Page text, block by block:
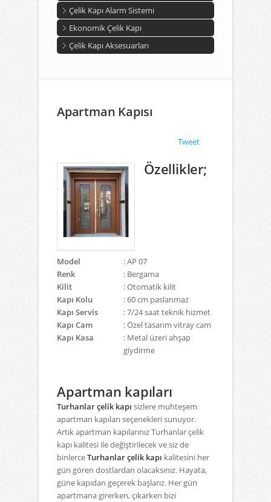
Çelik Kapı Alarm Sistemi
Ekonomik Çelik Kapı
Çelik Kapı Aksesuarları
Apartman Kapısı
Tweet
Özellikler;
Model
: AP 07
Renk
: Bergama
Kilit
: Otomatik kilit
Kapı Kolu
: 60 cm paslanmaz
Kapı Servis
: 7/24 saat teknik hizmet
Kapı Cam
: Özel tasarım vitray cam
Kapı Kasa
: Metal üzeri ahşap
giydirme
Apartman kapıları
Turhanlar çelik kapı sizlere muhteşem
apartman kapıları seçenekleri sunuyor.
Artık apartman kapılarınız Turhanlar çelik
kapı kalitesi ile değiştirilecek ve siz de
binlerceTurhanlar çelik kapı kalitesini her
gün gören dostlardan olacaksınız. Hayata,
güne kapıdan geçerek başlarız. Her gün
apartmana girerken, çıkarken bizi